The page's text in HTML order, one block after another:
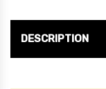
DESCRIPTION